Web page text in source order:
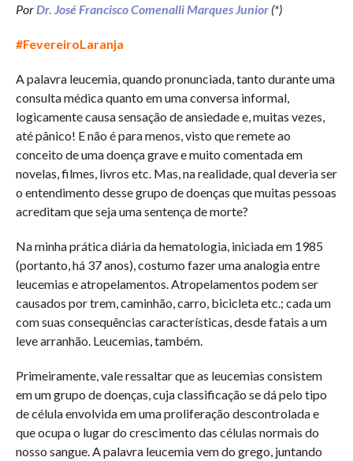
Por Dr. José Francisco Comenalli Marques Junior (*)
#FevereiroLaranja
A palavra leucemia, quando pronunciada, tanto durante uma
consulta médica quanto em uma conversa informal,
logicamente causa sensação de ansiedade e, muitas vezes,
até pânico! E não é para menos, visto que remete ao
conceito de uma doença grave e muito comentada em
novelas, filmes, livros etc. Mas, na realidade, qual deveria ser
o entendimento desse grupo de doenças que muitas pessoas
acreditam que seja uma sentença de morte?
Na minha prática diária da hematologia, iniciada em 1985
(portanto, há 37 anos), costumo fazer uma analogia entre
leucemias e atropelamentos. Atropelamentos podem ser
causados por trem, caminhão, carro, bicicleta etc.; cada um
com suas consequências características, desde fatais a um
leve arranhão. Leucemias, também.
Primeiramente, vale ressaltar que as leucemias consistem
em um grupo de doenças, cuja classificação se dá pelo tipo
de célula envolvida em uma proliferação descontrolada e
que ocupa o lugar do crescimento das células normais do
nosso sangue. A palavra leucemia vem do grego, juntando